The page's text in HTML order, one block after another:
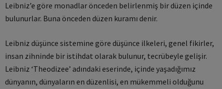
Leibniz’e göre monadlar önceden belirlenmiş bir düzen içinde
bulunurlar. Buna önceden düzen kuramı denir.
Leibniz düşünce sistemine göre düşünce ilkeleri, genel fikirler,
insan zihninde bir istihdat olarak bulunur, tecrübeyle gelişir.
Leibniz ‘Theodizee’ adındaki eserinde, içinde yaşadığımız
dünyanın, dünyaların en düzenlisi, en mükemmeli olduğunu